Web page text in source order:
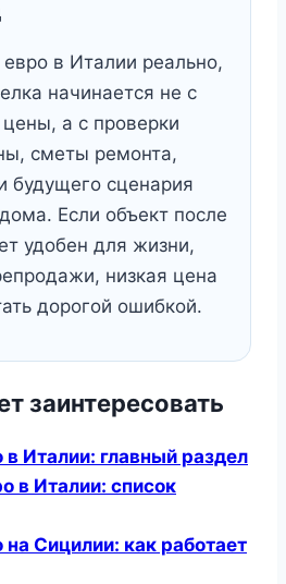
евро в Италии реально,
начинается не с
а с проверки
сметы ремонта,
будущего сценария
Если объект после
удобен для жизни,
низкая цена
дорогой ошибкой.
заинтересовать
в Италии: главный раздел
в Италии: список
на Сицилии: как работает